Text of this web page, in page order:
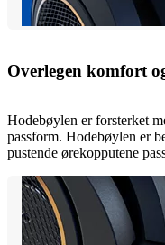
Overlegen komfort
Hodebøylen er forsterket
passform. Hodebøylen er
pustende ørekopputene